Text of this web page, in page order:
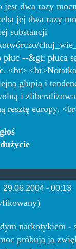
jest dwa razy
jej dwa razy
substancji
płuc --&gt; płuca
<br>
głupią i
i
resztę europy.
29.06.2004 - 00:13
narkotykiem -
próbują ją